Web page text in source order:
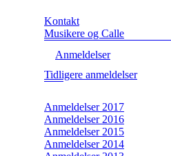
Kontakt
Musikere og Calle
Anmeldelser
Tidligere anmeldelser
Anmeldelser 2017
Anmeldelser 2016
Anmeldelser 2015
Anmeldelser 2014